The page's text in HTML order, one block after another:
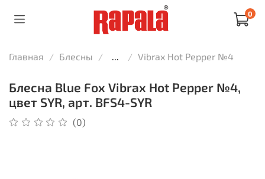
0
Главная Блесны ... Vibrax Hot Pepper №4
Блесна Blue Fox Vibrax Hot Pepper №4,
цвет SYR, арт. BFS4-SYR
(0)